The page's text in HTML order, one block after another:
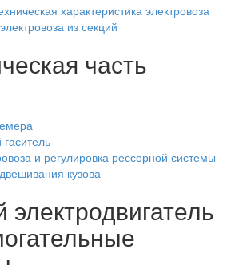
характеристика электровоза
из секций
часть
и регулировка рессорной системы
кузова
электродвигатель